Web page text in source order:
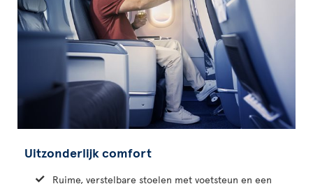
Uitzonderlijk comfort
Ruime, verstelbare stoelen met voetsteun en een